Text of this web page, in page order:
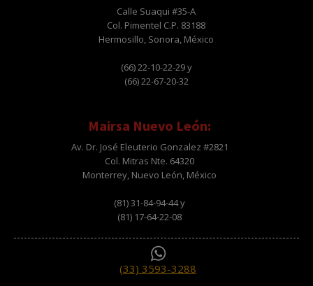
Calle Suaqui #35-A
Col. Pimentel C.P. 83188
Hermosillo, Sonora, México
(66) 22-10-22-29 y
(66) 22-67-20-32
Mairsa Nuevo León:
Av. Dr. José Eleuterio Gonzalez #2821
Col. Mitras Nte. 64320
Monterrey, Nuevo León, México
(81) 31-84-94-44 y
(81) 17-64-22-08
(33) 3593-3288